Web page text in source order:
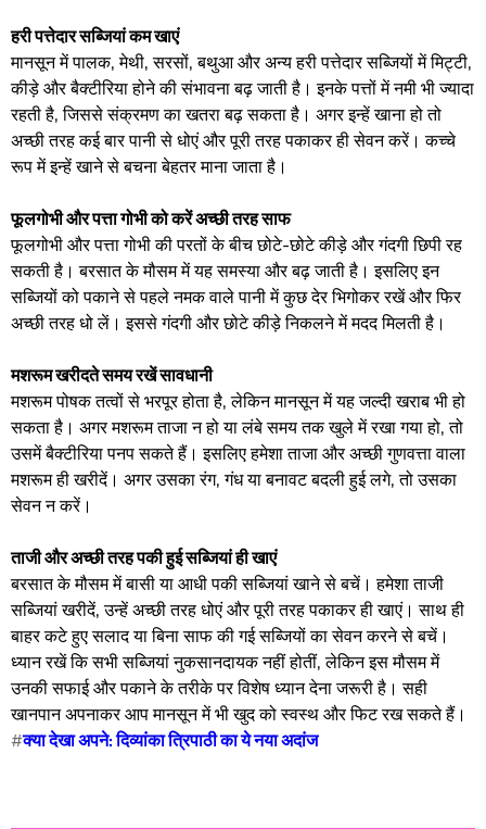
हरी पत्तेदार सब्जियां कम खाएं
मानसून में पालक, मेथी, सरसों, बथुआ और अन्य हरी पत्तेदार सब्जियों में मिट्टी,
कीड़े और बैक्टीरिया होने की संभावना बढ़ जाती है। इनके पत्तों में नमी भी ज्यादा
रहती है, जिससे संक्रमण का खतरा बढ़ सकता है। अगर इन्हें खाना हो तो
अच्छी तरह कई बार पानी से धोएं और पूरी तरह पकाकर ही सेवन करें। कच्चे
रूप में इन्हें खाने से बचना बेहतर माना जाता है।
फूलगोभी और पत्ता गोभी को करें अच्छी तरह साफ
फूलगोभी और पत्ता गोभी की परतों के बीच छोटे-छोटे कीड़े और गंदगी छिपी रह
सकती है। बरसात के मौसम में यह समस्या और बढ़ जाती है। इसलिए इन
सब्जियों को पकाने से पहले नमक वाले पानी में कुछ देर भिगोकर रखें और फिर
अच्छी तरह धो लें। इससे गंदगी और छोटे कीड़े निकलने में मदद मिलती है।
मशरूम खरीदते समय रखें सावधानी
मशरूम पोषक तत्वों से भरपूर होता है, लेकिन मानसून में यह जल्दी खराब भी हो
सकता है। अगर मशरूम ताजा न हो या लंबे समय तक खुले में रखा गया हो, तो
उसमें बैक्टीरिया पनप सकते हैं। इसलिए हमेशा ताजा और अच्छी गुणवत्ता वाला
मशरूम ही खरीदें। अगर उसका रंग, गंध या बनावट बदली हुई लगे, तो उसका
सेवन न करें।
ताजी और अच्छी तरह पकी हुई सब्जियां ही खाएं
बरसात के मौसम में बासी या आधी पकी सब्जियां खाने से बचें। हमेशा ताजी
सब्जियां खरीदें, उन्हें अच्छी तरह धोएं और पूरी तरह पकाकर ही खाएं। साथ ही
बाहर कटे हुए सलाद या बिना साफ की गई सब्जियों का सेवन करने से बचें।
ध्यान रखें कि सभी सब्जियां नुकसानदायक नहीं होतीं, लेकिन इस मौसम में
उनकी सफाई और पकाने के तरीके पर विशेष ध्यान देना जरूरी है। सही
खानपान अपनाकर आप मानसून में भी खुद को स्वस्थ और फिट रख सकते हैं।
#क्या देखा अपने: दिव्यांका त्रिपाठी का ये नया अदांज